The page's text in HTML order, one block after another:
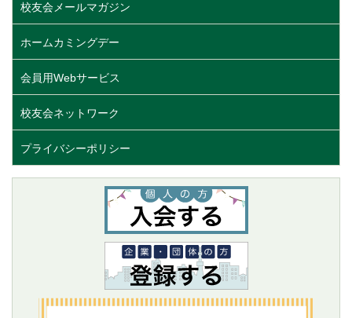
校友会メールマガジン
ホームカミングデー
会員用Webサービス
校友会ネットワーク
プライバシーポリシー